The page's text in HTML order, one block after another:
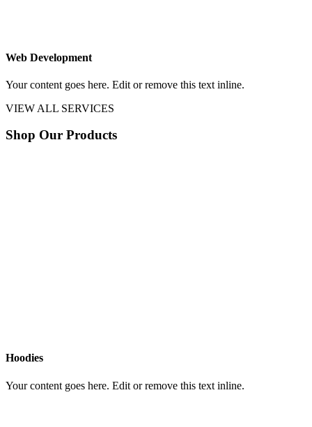
Web Development
Your content goes here. Edit or remove this text inline.
VIEW ALL SERVICES
Shop Our Products
Hoodies
Your content goes here. Edit or remove this text inline.